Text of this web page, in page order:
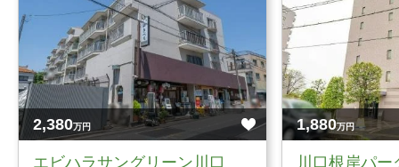
2,380万円
エビハラサングリーン川口
1,880万円
川口根岸パ